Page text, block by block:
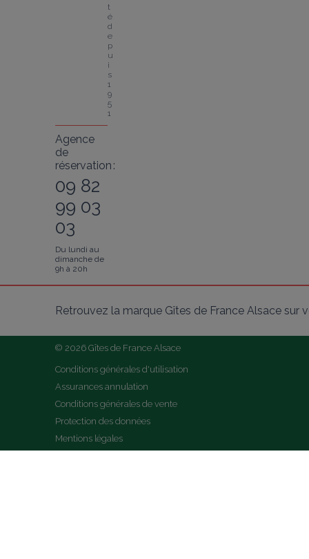
t
é
d
e
p
u
i
s
1
9
5
1
Agence
de
réservation :
09 82
99 03
03
Du lundi au
dimanche de
9h à 20h
Retrouvez la marque Gîtes de France Alsace sur
© 2026 Gîtes de France Alsace
Conditions générales d'utilisation
Assurances annulation
Conditions générales de vente
Protection des données
Mentions légales